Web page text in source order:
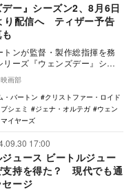
デー』シーズン2、8月6日
り配信へ ティザー予告
トンが監督・製作総指揮を務
ーズ『ウェンズデー』シー
ト1が8月6日より、パート2が
画部
・バートン
クリストファー・ロイド
シェミ
ジェナ・オルテガ
ウェン
イヤーズ
17:00
ジュース ビートルジュー
支持を得た？ 現代でも通
ージ